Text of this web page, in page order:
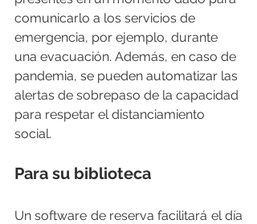
comunicarlo a los servicios de
emergencia, por ejemplo, durante
una evacuación. Además, en caso de
pandemia, se pueden automatizar las
alertas de sobrepaso de la capacidad
para respetar el distanciamiento
social.
Para su biblioteca
Un software de reserva facilitará el día